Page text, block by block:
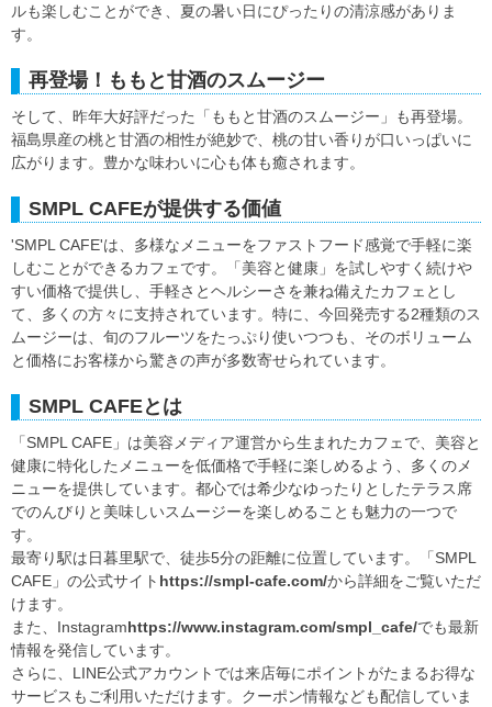
ルも楽しむことができ、夏の暑い日にぴったりの清涼感がありま
す。
再登場！ももと甘酒のスムージー
そして、昨年大好評だった「ももと甘酒のスムージー」も再登場。
福島県産の桃と甘酒の相性が絶妙で、桃の甘い香りが口いっぱいに
広がります。豊かな味わいに心も体も癒されます。
SMPL CAFEが提供する価値
'SMPL CAFE'は、多様なメニューをファストフード感覚で手軽に楽
しむことができるカフェです。「美容と健康」を試しやすく続けや
すい価格で提供し、手軽さとヘルシーさを兼ね備えたカフェとし
て、多くの方々に支持されています。特に、今回発売する2種類のス
ムージーは、旬のフルーツをたっぷり使いつつも、そのボリューム
と価格にお客様から驚きの声が多数寄せられています。
SMPL CAFEとは
「SMPL CAFE」は美容メディア運営から生まれたカフェで、美容と
健康に特化したメニューを低価格で手軽に楽しめるよう、多くのメ
ニューを提供しています。都心では希少なゆったりとしたテラス席
でのんびりと美味しいスムージーを楽しめることも魅力の一つで
す。
最寄り駅は日暮里駅で、徒歩5分の距離に位置しています。「SMPL
CAFE」の公式サイト https://smpl-cafe.com/から詳細をご覧いただ
けます。
また、Instagramhttps://www.instagram.com/smpl_cafe/でも最新
情報を発信しています。
さらに、LINE公式アカウントでは来店毎にポイントがたまるお得な
サービスもご利用いただけます。クーポン情報なども配信していま